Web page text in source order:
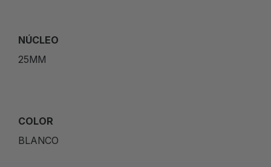
NÚCLEO
25MM
COLOR
BLANCO